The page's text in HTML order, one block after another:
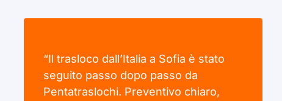
“Il trasloco dall’Italia a Sofia è stato
seguito passo dopo passo da
Pentatraslochi. Preventivo chiaro,